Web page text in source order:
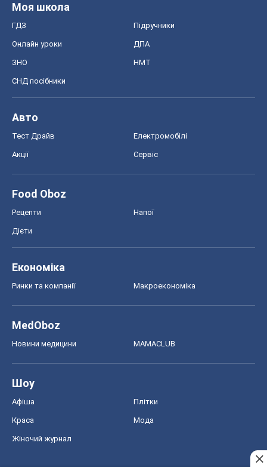
Моя школа
ГДЗ Підручники
Онлайн уроки ДПА
ЗНО НМТ
СНД посібники
Авто
Тест Драйв Електромобілі
Акції Сервіс
Food Oboz
Рецепти Напої
Дієти
Економіка
Ринки та компанії Макроекономіка
MedOboz
Новини медицини MAMACLUB
Шоу
Афіша Плітки
Краса Мода
Жіночий журнал